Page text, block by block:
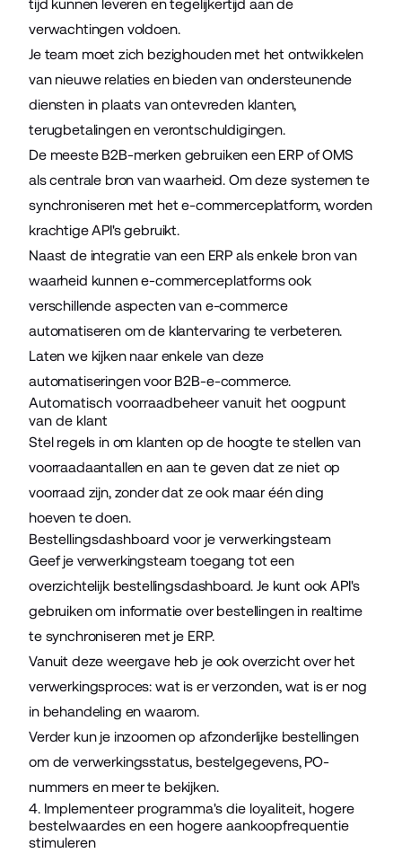
tijd kunnen leveren en tegelijkertijd aan de
verwachtingen voldoen.
Je team moet zich bezighouden met het ontwikkelen
van nieuwe relaties en bieden van ondersteunende
diensten in plaats van ontevreden klanten,
terugbetalingen en verontschuldigingen.
De meeste B2B-merken gebruiken een ERPof OMS
als centrale bron van waarheid. Om deze systemen te
synchroniseren met het e-commerceplatform, worden
krachtige API's gebruikt.
Naast de integratie van een ERP als enkele bron van
waarheid kunnen e-commerceplatforms ook
verschillende aspecten van e-commerce
automatiseren om de klantervaring te verbeteren.
Laten we kijken naar enkele van deze
automatiseringen voor B2B-e-commerce.
Automatisch voorraadbeheer vanuit het oogpunt
van de klant
Stel regels in om klanten op de hoogte te stellen van
voorraadaantallen en aan te geven dat ze niet op
voorraad zijn, zonder dat ze ook maar één ding
hoeven te doen.
Bestellingsdashboard voor je verwerkingsteam
Geef je verwerkingsteam toegang tot een
overzichtelijk bestellingsdashboard. Je kunt ook API's
gebruiken om informatie over bestellingen in realtime
te synchroniseren met je ERP.
Vanuit deze weergave heb je ook overzicht over het
verwerkingsproces: wat is er verzonden, wat is er nog
in behandeling en waarom.
Verder kun je inzoomen op afzonderlijke bestellingen
om de verwerkingsstatus, bestelgegevens, PO-
nummers en meer te bekijken.
4. Implementeer programma's die loyaliteit, hogere
bestelwaardes en een hogere aankoopfrequentie
stimuleren